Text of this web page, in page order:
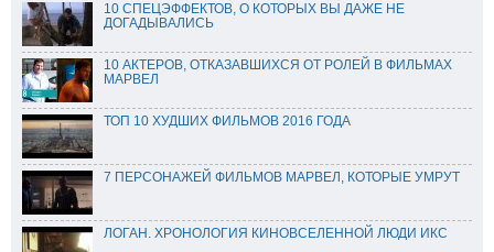
10 СПЕЦЭФФЕКТОВ, О КОТОРЫХ ВЫ ДАЖЕ НЕ
ДОГАДЫВАЛИСЬ
10 АКТЕРОВ, ОТКАЗАВШИХСЯ ОТ РОЛЕЙ В ФИЛЬМАХ
МАРВЕЛ
ТОП 10 ХУДШИХ ФИЛЬМОВ 2016 ГОДА
7 ПЕРСОНАЖЕЙ ФИЛЬМОВ МАРВЕЛ, КОТОРЫЕ УМРУТ
ЛОГАН. ХРОНОЛОГИЯ КИНОВСEЛЕННОЙ ЛЮДИ ИКС